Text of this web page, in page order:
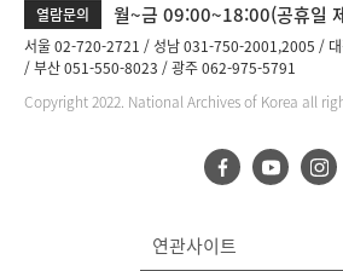
열람문의 월~금 09:00~18:00(공휴일
서울 02-720-2721 성남 031-750-2001,2005
부산 051-550-8023
광주 062-975-5791
Copyright 2022. National Archives of Korea all
연관사이트